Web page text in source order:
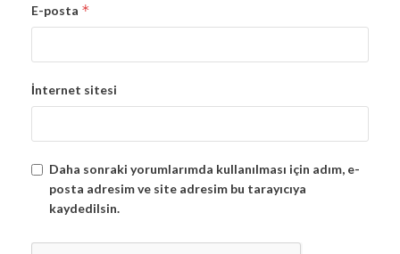
E-posta *
İnternet sitesi
Daha sonraki yorumlarımda kullanılması için adım, e-
posta adresim ve site adresim bu tarayıcıya
kaydedilsin.